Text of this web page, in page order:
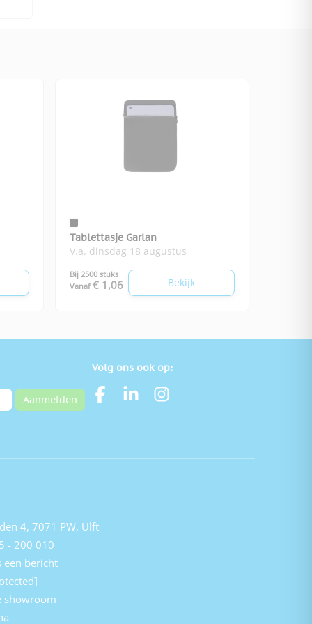
Tablettasje Garlan
V.a. dinsdag 18 augustus
Bij 2500 stuks
Vanaf € 1,06 Bekijk
Aanmelden
Volg ons ook op:
4, 7071 PW, Ulft
- 200 010
een bericht
showroom